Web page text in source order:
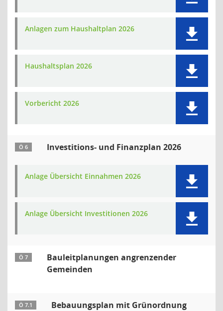
Anlagen zum Haushaltplan 2026
Haushaltsplan 2026
Vorbericht 2026
Ö 6 Investitions- und Finanzplan 2026
Anlage Übersicht Einnahmen 2026
Anlage Übersicht Investitionen 2026
Ö 7
Bauleitplanungen angrenzender
Gemeinden
Ö 7.1
Bebauungsplan mit Grünordnung